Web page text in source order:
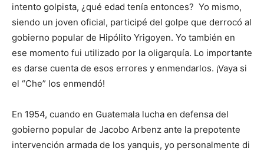
intento golpista, ¿qué edad tenía entonces? Yo mismo,
siendo un joven oficial, participé del golpe que derrocó al
gobierno popular de Hipólito Yrigoyen. Yo también en
ese momento fui utilizado por la oligarquía. Lo importante
es darse cuenta de esos errores y enmendarlos. ¡Vaya si
el “Che” los enmendó!
En 1954, cuando en Guatemala lucha en defensa del
gobierno popular de Jacobo Arbenz ante la prepotente
intervención armada de los yanquis, yo personalmente di